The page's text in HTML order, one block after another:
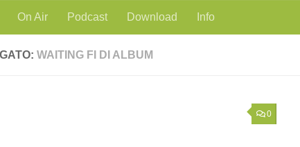
On Air Podcast Download Info
WAITING FI DI ALBUM
0